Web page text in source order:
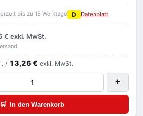
bis zu 15 Werktage D Datenblatt
€ exkl. MwSt.
/ 13,26 € exkl. MwSt.
+
🛒 In den Warenkorb